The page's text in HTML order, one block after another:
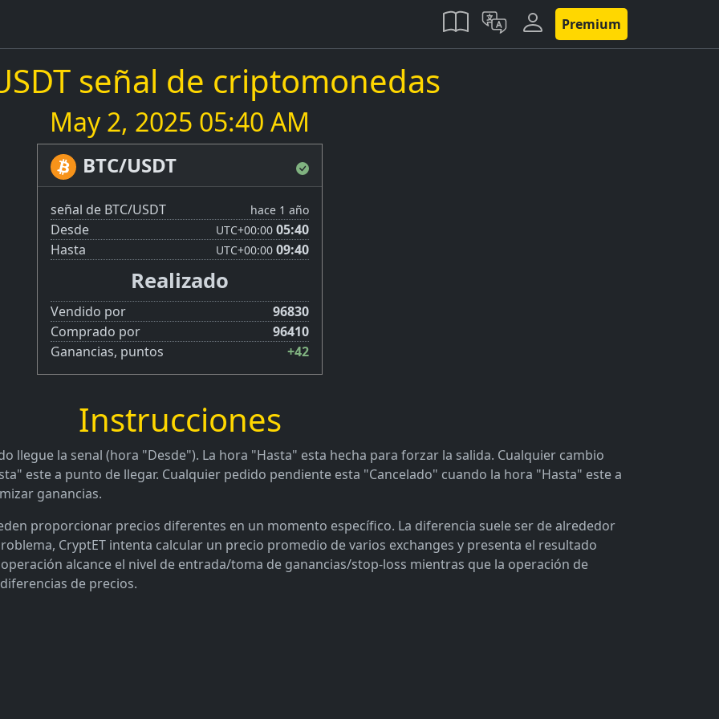
Premium
señal de criptomonedas
May 2, 2025 05:40 AM
BTC/USDT
señal de BTC/USDT hace 1 año
Desde UTC+00:00 05:40
Hasta
UTC+00:00 09:40
Realizado
Vendido por
96830
Comprado por
96410
Ganancias, puntos
+42
Instrucciones
llegue la senal (hora "Desde"). La hora "Hasta" esta hecha para forzar la salida. Cualquier cambio
este a punto de llegar. Cualquier pedido pendiente esta "Cancelado" cuando la hora "Hasta" este a
ganancias.
proporcionar precios diferentes en un momento específico. La diferencia suele ser de alrededor
CryptET intenta calcular un precio promedio de varios exchanges y presenta el resultado
alcance el nivel de entrada/toma de ganancias/stop-loss mientras que la operación de
de precios.